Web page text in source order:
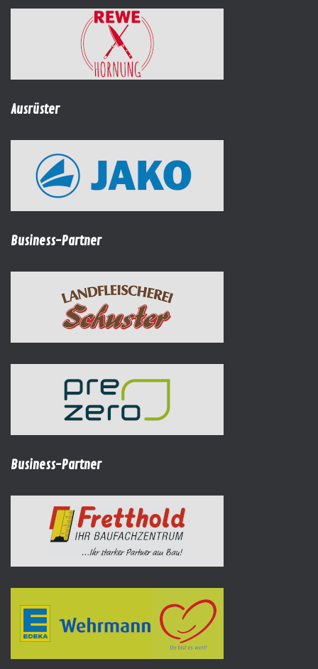
Ausrüster
Business-Partner
Business-Partner